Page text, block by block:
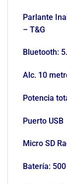
Parlante
– T&G
Bluetooth:
Alc. 10
Potencia
Puerto USB
Micro SD
Batería: